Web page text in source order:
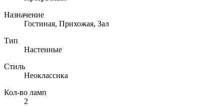
Назначение
Гостиная, Прихожая, Зал
Тип
Настенные
Стиль
Неоклассика
Кол-во ламп
2